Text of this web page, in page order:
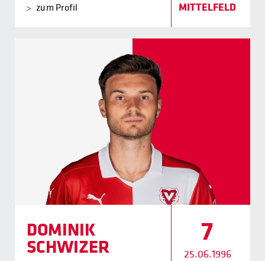
zum Profil MITTELFELD
DOMINIK
SCHWIZER
7
25.06.1996